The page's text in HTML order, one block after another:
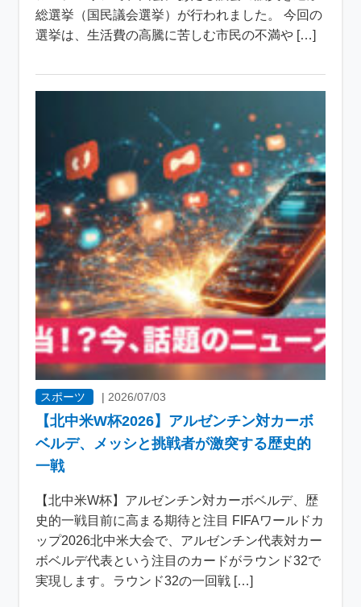
総選挙（国民議会選挙）が行われました。 今回の
選挙は、生活費の高騰に苦しむ市民の不満や […]
スポーツ | 2026/07/03
【北中米W杯2026】アルゼンチン対カーボ
ベルデ、メッシと挑戦者が激突する歴史的
一戦
【北中米W杯】アルゼンチン対カーボベルデ、歴
史的一戦目前に高まる期待と注目 FIFAワールドカ
ップ2026北中米大会で、アルゼンチン代表対カー
ボベルデ代表という注目のカードがラウンド32で
実現します。ラウンド32の一回戦 […]